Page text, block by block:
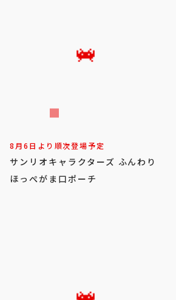
8月6日より順次登場予定
サンリオキャラクターズ ふんわり
ほっぺがま口ポーチ